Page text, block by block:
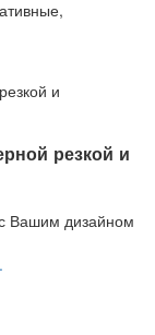
резкой и
Вашим дизайном